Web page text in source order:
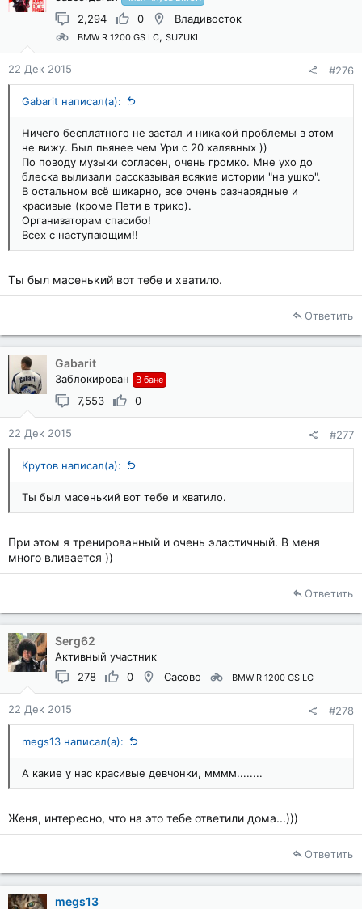
2,294 0 Владивосток
BMW R 1200 GS LC SUZUKI
22 Дек 2015 #276
Gabarit написал(а):
Ничего бесплатного не застал и никакой проблемы в этом
не вижу. Был пьянее чем Ури с 20 халявных ))
По поводу музыки согласен, очень громко. Мне ухо до
блеска вылизали рассказывая всякие истории "на ушко".
В остальном всё шикарно, все очень разнарядные и
красивые (кроме Пети в трико).
Организаторам спасибо!
Всех с наступающим!!
Ты был масенький вот тебе и хватило.
Ответить
Gabarit
Заблокирован В бане
7,553 0
22 Дек 2015 #277
Крутов написал(а):
Ты был масенький вот тебе и хватило.
При этом я тренированный и очень эластичный. В меня
много вливается ))
Ответить
Serg62
Активный участник
278
0 Сасово BMW R 1200 GS LC
22 Дек 2015 #278
megs13 написал(а):
А какие у нас красивые девчонки, мммм........
Женя, интересно, что на это тебе ответили дома...)))
Ответить
megs13